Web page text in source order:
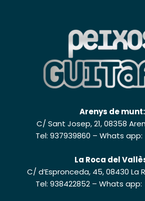
Arenys de munt:
C/ Sant Josep, 21, 08358
Tel: 937939860 – Whats app:
La Roca del
C/ d’Espronceda, 45, 08430 La
Tel: 938422852 – Whats app: